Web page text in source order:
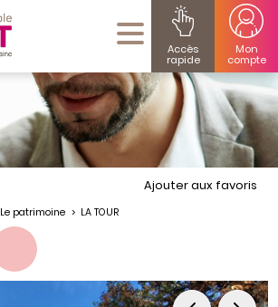
Accès
rapide
Mon
compte
Le patrimoine LA TOUR
Ajouter aux favoris